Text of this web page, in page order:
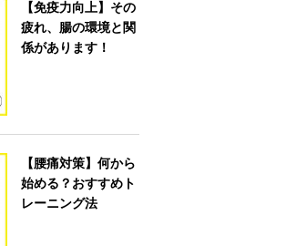
【免疫力向上】その
疲れ、腸の環境と関
係があります！
【腰痛対策】何から
始める？おすすめト
レーニング法